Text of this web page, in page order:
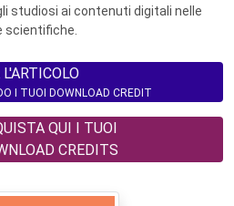
studiosi ai contenuti digitali nelle
scientifiche.
I TUOI DOWNLOAD CREDIT
QUI I TUOI
CREDITS